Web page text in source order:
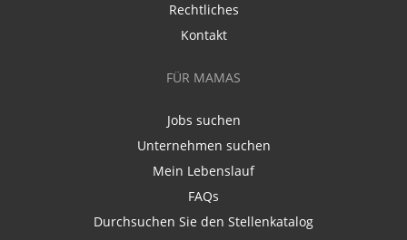
Rechtliches
Kontakt
FÜR MAMAS
Jobs suchen
Unternehmen suchen
Mein Lebenslauf
FAQs
Durchsuchen Sie den Stellenkatalog